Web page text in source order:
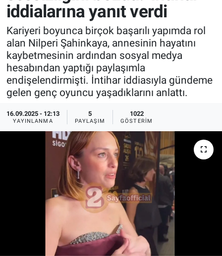
iddialarına yanıt verdi
Kariyeri boyunca birçok başarılı yapımda rol
alan Nilperi Şahinkaya, annesinin hayatını
kaybetmesinin ardından sosyal medya
hesabından yaptığı paylaşımla
endişelendirmişti. İntihar iddiasıyla gündeme
gelen genç oyuncu yaşadıklarını anlattı.
16.09.2025 - 12:13
YAYINLANMA
5
PAYLAŞIM
1022
GÖSTERIM
Doğa Konuşuyor
Dünya
Ege Saati
Ege'den Esintiler
Eğitim
Eğlence
Forum
Gerçeğin İzinde
Gün Başlıyor
Sağlık
Spor
Yayın Akışı
İletişim
Tüm Manşetler
Son Dakika Haberleri
Haber Arşivi